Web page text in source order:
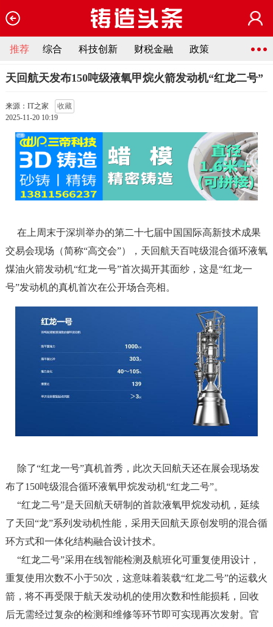
推荐 综合 科技创新 财税金融 政策
天回航天发布150吨级液氧甲烷火箭发动机“红龙二号”
来源：IT之家
收藏
2025-11-20 10:19
在上周末于深圳举办的第二十七届中国国际高新技术成果
交易会现场（简称“高交会”），天回航天百吨级混合循环液氧
煤油火箭发动机“红龙一号”首次揭开其面纱，这是“红龙一
号”发动机的真机首次在公开场合亮相。
除了“红龙一号”真机首秀，此次天回航天还在展会现场发
布了150吨级混合循环液氧甲烷发动机“红龙二号”。
“红龙二号”是天回航天研制的首款液氧甲烷发动机，延续
了天回“龙”系列发动机性能，采用天回航天原创发明的混合循
环方式和一体化结构融合设计技术。
“红龙二号”采用在线智能检测及航班化可重复使用设计，
重复使用次数不小于50次，这意味着装载“红龙二号”的运载火
箭，将不再受限于航天发动机的使用次数和性能损耗，回收
后无需经过复杂的检测和维修等环节即可实现再次发射。官